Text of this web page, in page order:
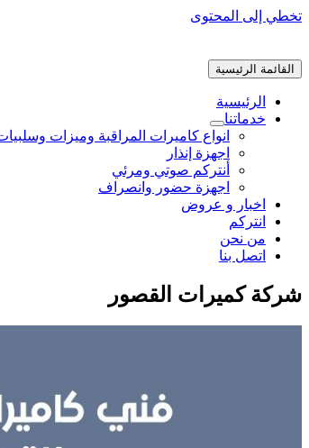
تخطي إلى المحتوى
القائمة الرئيسية
الرئيسية
خدماتنا
انواع كاميرات المراقبة وميزات
اجهزة إنذار
أنتركم صوتي ومرئي
اجهزة حضور وانصراف
اخبار و عروض
انتركم
من نحن
اتصل بنا
شركة كميرات القصور